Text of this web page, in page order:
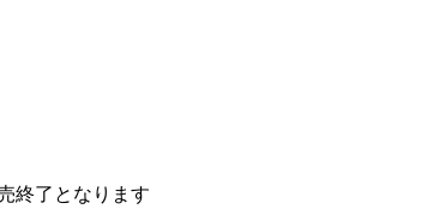
終了となります